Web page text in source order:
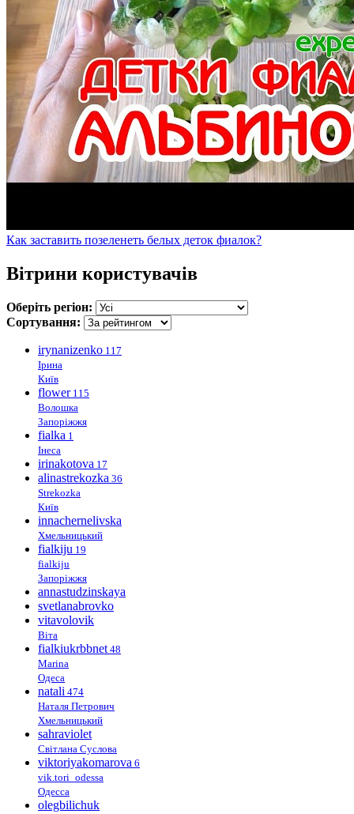
Как заставить позеленеть белых деток фиалок?
Вітрини користувачів
Оберіть регіон:
Сортування:
irynanizenko 117
Ірина
Київ
flower 115
Волошка
Запоріжжя
fialka 1
Інеса
irinakotova 17
alinastrekozka 36
Strekozka
Київ
innachernelivska
Хмельницький
fialkiju 19
fialkiju
Запоріжжя
annastudzinskaya
svetlanabrovko
vitavolovik
Віта
fialkiukrbbnet 48
Marina
Одеса
natali 474
Наталя Петрович
Хмельницький
sahraviolet
Світлана Суслова
viktoriyakomarova 6
vik.tori_odessa
Одесса
olegbilichuk